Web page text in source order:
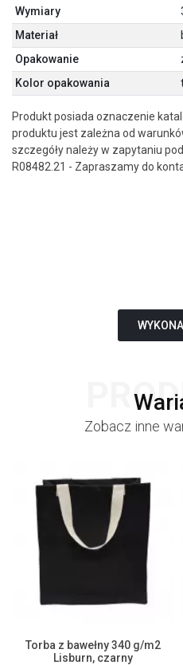
Wymiary
Materiał
Opakowanie
Kolor opakowania
Produkt posiada oznaczenie
produktu jest zależna od
szczegóły należy w zapytaniu
R08482.21 - Zapraszamy do
Zobacz inne
Torba z bawełny 340 g/m2
Lisburn, czarny